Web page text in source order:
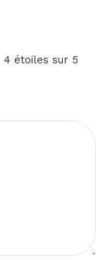
4 étoiles sur 5